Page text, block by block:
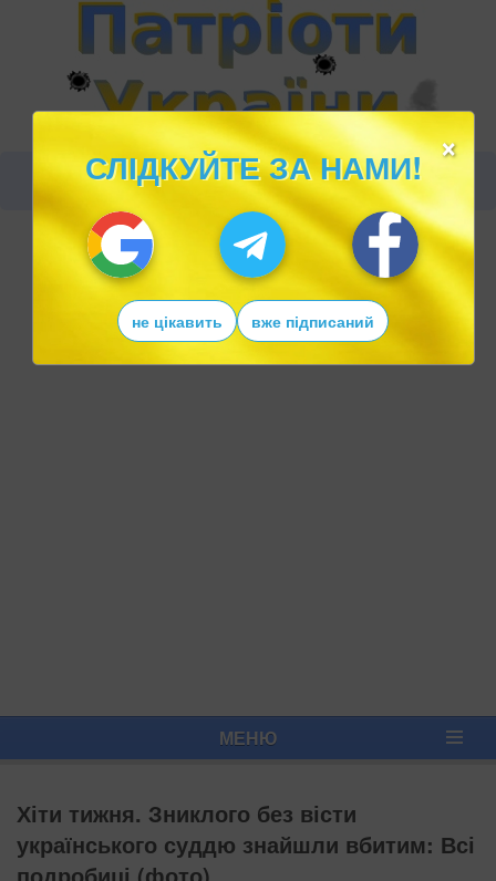
МЕНЮ
Хіти тижня. Зниклого без вісти
українського суддю знайшли вбитим: Всі
×
СЛІДКУЙТЕ ЗА НАМИ!
не цікавить вже підписаний